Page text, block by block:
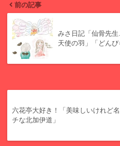
前の記事
みさ日記「仙骨先
天使の羽」「どんび
六花亭大好き！「美味しいけれど
チな北加伊道」